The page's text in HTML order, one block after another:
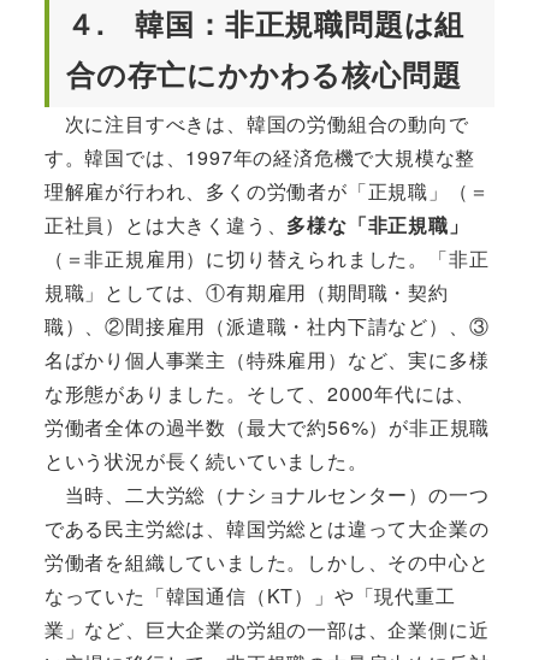
４. 韓国：非正規職問題は組
合の存亡にかかわる核心問題
次に注目すべきは、韓国の労働組合の動向で
す。韓国では、1997年の経済危機で大規模な整
理解雇が行われ、多くの労働者が「正規職」（＝
正社員）とは大きく違う、 多様な「非正規職」
（＝非正規雇用）に切り替えられました。「非正
規職」としては、①有期雇用（期間職・契約
職）、②間接雇用（派遣職・社内下請など）、③
名ばかり個人事業主（特殊雇用）など、実に多様
な形態がありました。そして、2000年代には、
労働者全体の過半数（最大で約56%）が非正規職
という状況が長く続いていました。
当時、二大労総（ナショナルセンター）の一つ
である民主労総は、韓国労総とは違って大企業の
労働者を組織していました。しかし、その中心と
なっていた「韓国通信（KT）」や「現代重工
業」など、巨大企業の労組の一部は、企業側に近